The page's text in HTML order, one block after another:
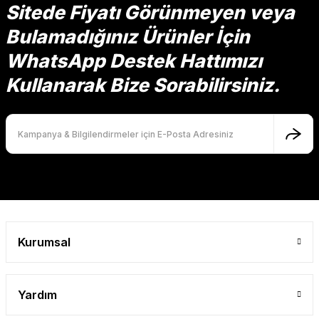
Ürün resmi kalitesiz, bozuk veya görüntülenemiyor.
Ürün açıklamasında eksik bilgiler bulunuyor.
Ürün bilgilerinde hatalar bulunuyor.
Ürün fiyatı diğer sitelerden daha pahalı.
Bu ürüne benzer farklı alternatifler olmalı.
Sitede Fiyatı Görünmeyen veya
Bulamadığınız Ürünler İçin
WhatsApp Destek Hattımızı
Kullanarak Bize Sorabilirsiniz.
Kurumsal
Yardım